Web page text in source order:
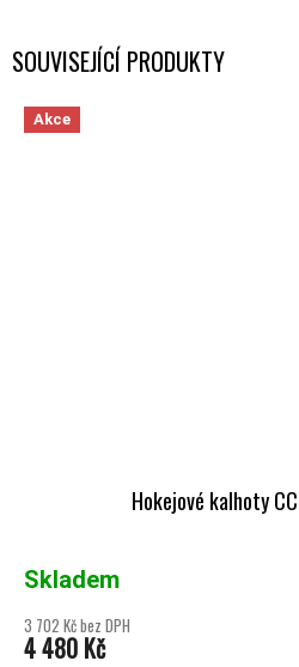
SOUVISEJÍCÍ PRODUKTY
Akce
Hokejové kalhoty
Skladem
3 702 Kč bez DPH
4 480 Kč